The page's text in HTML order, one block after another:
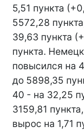
5,51 пункта
5572,28
39,63 пункта
пункта.
повысился на
до 5898,35
40 - на 32,25
3159,81
вырос на 1,71